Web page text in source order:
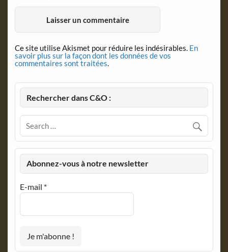
Ce site utilise Akismet pour réduire les indésirables. En
savoir plus sur la façon dont les données de vos
commentaires sont traitées
Rechercher dans C&O :
Abonnez-vous à notre newsletter
E-mail *